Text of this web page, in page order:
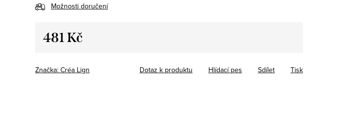
Možnosti doručení
481 Kč
Značka: Créa Lign Tisk
Dotaz k produktu Hlídací pes Sdílet